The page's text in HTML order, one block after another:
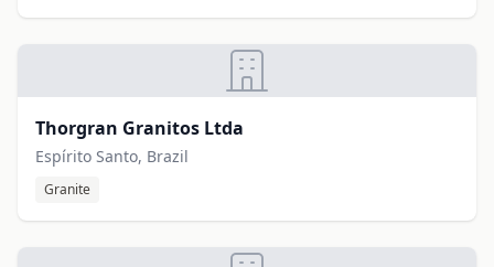
Thorgran Granitos Ltda
Espírito Santo, Brazil
Granite